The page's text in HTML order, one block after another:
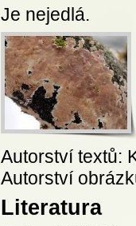
Je nejedlá.
Autorství textů:
Autorství
Literatura